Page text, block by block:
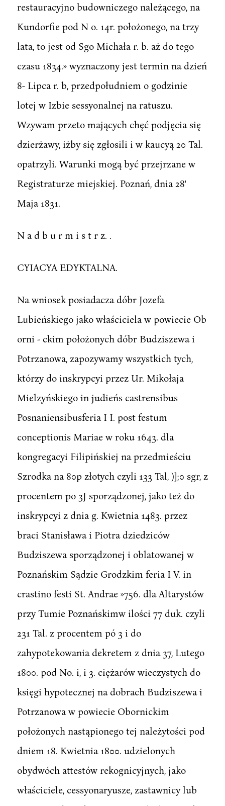
restauracyjno budowniczego należącego, na
Kundorfie pod N o. 14r. położonego, na trzy
lata, to jest od Sgo Michała r. b. aż do tego
czasu 1834.» wyznaczony jest termin na dzień
8- Lipca r. b, przedpołudniem o godzinie
lotej w Izbie sessyonalnej na ratuszu.
Wzywam przeto mających chęć podjęcia się
dzierżawy, iżby się zgłosili i w kaucyą 20 Tal.
opatrzyli. Warunki mogą być przejrzane w
Registraturze miejskiej. Poznań, dnia 28'
Maja 1831.
N a d b u r m i s t r z. .
CYIACYA EDYKTALNA.
Na wniosek posiadacza dóbr Jozefa
Lubieńskiego jako właściciela w powiecie Ob
orni - ckim położonych dóbr Budziszewa i
Potrzanowa, zapozywamy wszystkich tych,
którzy do inskrypcyi przez Ur. Mikołaja
Mielzyńskiego in judieńs castrensibus
Posnaniensibusferia I I. post festum
conceptionis Mariae w roku 1643. dla
kongregacyi Filipińskiej na przedmieściu
Szrodka na 80p złotych czyli 133 Tal, )];0 sgr, z
procentem po 3J sporządzonej, jako też do
inskrypcyi z dnia g. Kwietnia 1483. przez
braci Stanisława i Piotra dziedziców
Budziszewa sporządzonej i oblatowanej w
Poznańskim Sądzie Grodzkim feria I V. in
crastino festi St. Andrae »756. dla Altarystów
przy Tumie Poznańskimw ilości 77 duk. czyli
231 Tal. z procentem pó 3 i do
zahypotekowania dekretem z dnia 37, Lutego
1800. pod No. i, i 3. ciężarów wieczystych do
księgi hypotecznej na dobrach Budziszewa i
Potrzanowa w powiecie Obornickim
położonych nastąpionego tej należytości pod
dniem 18. Kwietnia 1800. udzielonych
obydwóch attestów rekognicyjnych, jako
właściciele, cessyonaryusze, zastawnicy lub